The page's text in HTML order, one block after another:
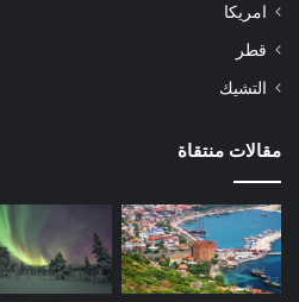
امريكا
قطر
التشيك
مقالات منتقاة